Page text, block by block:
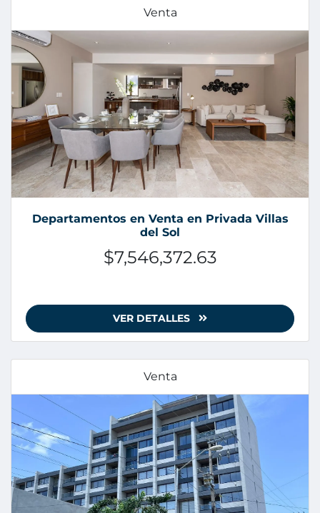
Venta
Departamentos en Venta en Privada Villas
del Sol
$7,546,372.63
VER DETALLES
Venta